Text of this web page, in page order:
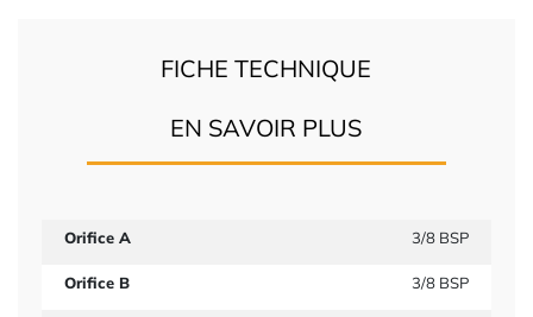
FICHE TECHNIQUE
EN SAVOIR PLUS
Orifice A 3/8 BSP
Orifice B 3/8 BSP